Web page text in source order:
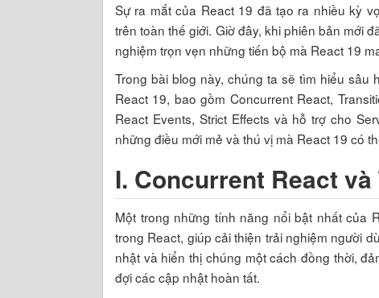
Sự ra mắt của React 19 đã tạo ra nhiều kỳ
trên toàn thế giới. Giờ đây, khi phiên bản mới
nghiệm trọn vẹn những tiến bộ mà React 19
Trong bài blog này, chúng ta sẽ tìm hiểu
React 19, bao gồm Concurrent React,
React Events, Strict Effects và hỗ trợ cho
những điều mới mẻ và thú vị mà React 19 có
I. Concurrent React
Một trong những tính năng nổi bật nhất của
trong React, giúp cải thiện trải nghiệm người
nhật và hiển thị chúng một cách đồng thời,
đợi các cập nhật hoàn tất.